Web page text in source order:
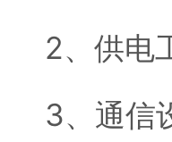
2、供电
3、通信